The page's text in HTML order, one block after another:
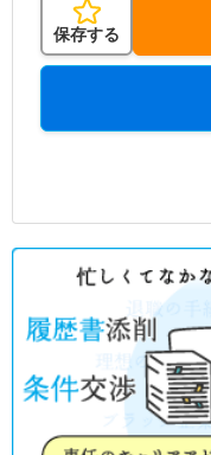
保存する